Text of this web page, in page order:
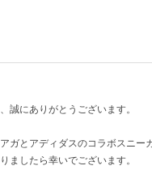
誠にありがとうございます。
ガとアディダスのコラボスニ
ましたら幸いでございます。